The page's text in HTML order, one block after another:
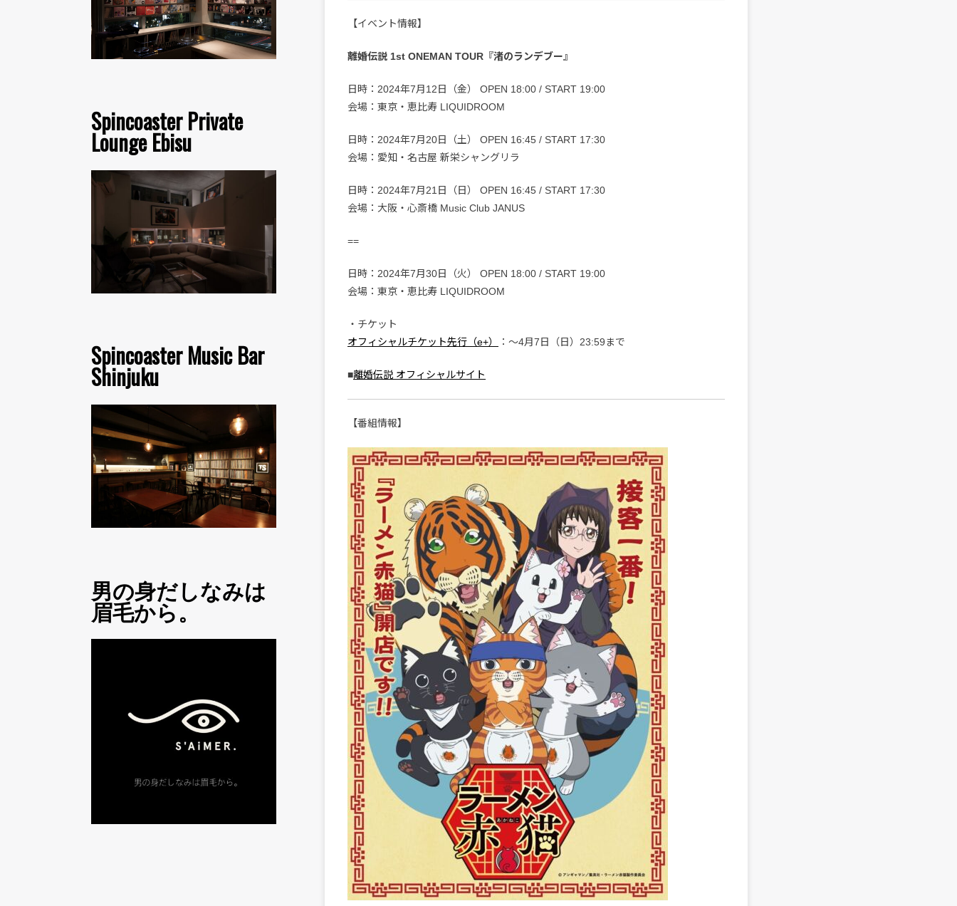
Spincoaster Private
Lounge Ebisu
Spincoaster Music Bar
Shinjuku
男の身だしなみは
眉毛から。
【イベント情報】
離婚伝説 1st ONEMAN TOUR『渚のランデブー』
日時：2024年7月12日（金） OPEN 18:00 / START 19:00
会場：東京・恵比寿 LIQUIDROOM
日時：2024年7月20日（土） OPEN 16:45 / START 17:30
会場：愛知・名古屋 新栄シャングリラ
日時：2024年7月21日（日） OPEN 16:45 / START 17:30
会場：大阪・心斎橋 Music Club JANUS
==
日時：2024年7月30日（火） OPEN 18:00 / START 19:00
会場：東京・恵比寿 LIQUIDROOM
・チケット
オフィシャルチケット先行（e+）
：〜4月7日（日）23:59まで
■離婚伝説 オフィシャルサイト
【番組情報】